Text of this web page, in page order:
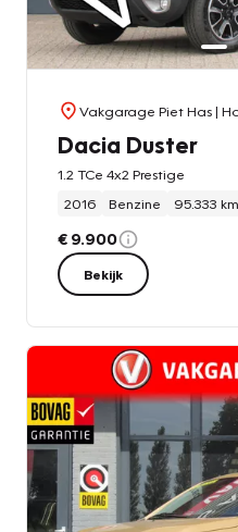
Vakgarage Piet Has|
Dacia Duster
1.2 TCe 4x2 Prestige
2016
Benzine 95.333 km
€ 9.900
Bekijk